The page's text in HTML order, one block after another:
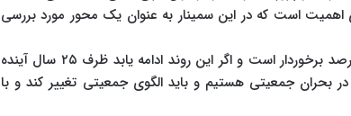
اهمیت است که در این سمینار به عنوان یک محور مورد بررسی
وی بیان کرد: کشور از رشد جمعیت یک و شش دهم درصد برخوردار است و اگر این روند ادامه یابد ظرف ۲۵ سال آینده
بحران جمعیتی هستیم و باید الگوی جمعیتی تغییر کند و با